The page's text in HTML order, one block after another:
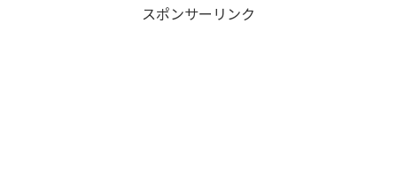
スポンサーリンク